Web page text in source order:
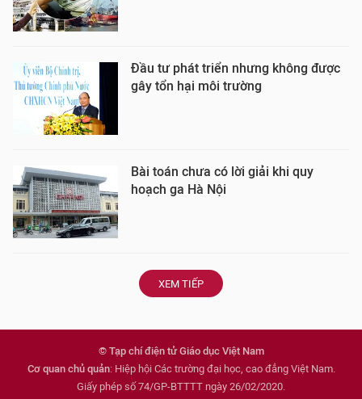
Đầu tư phát triển nhưng không được
gây tổn hại môi trường
Bài toán chưa có lời giải khi quy
hoạch ga Hà Nội
XEM TIẾP
© Tạp chí điện tử Giáo dục Việt Nam
Cơ quan chủ quản: Hiệp hội Các trường đại học, cao đẳng Việt Nam.
Giấy phép số 74/GP-BTTTT ngày 26/02/2020.